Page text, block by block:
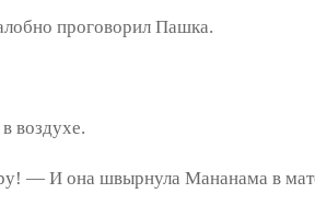
проговорил Пашка.
воздухе.
— И она швырнула Мананама в